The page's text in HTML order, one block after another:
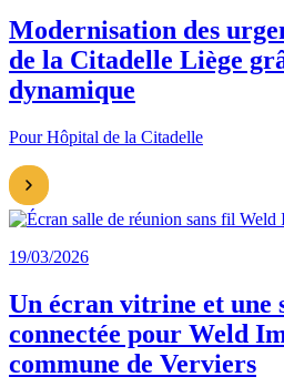
Modernisation des
de la Citadelle Liège
dynamique
Pour Hôpital de la Citadelle
19/03/2026
Un écran vitrine et une
connectée pour Weld
commune de Verviers